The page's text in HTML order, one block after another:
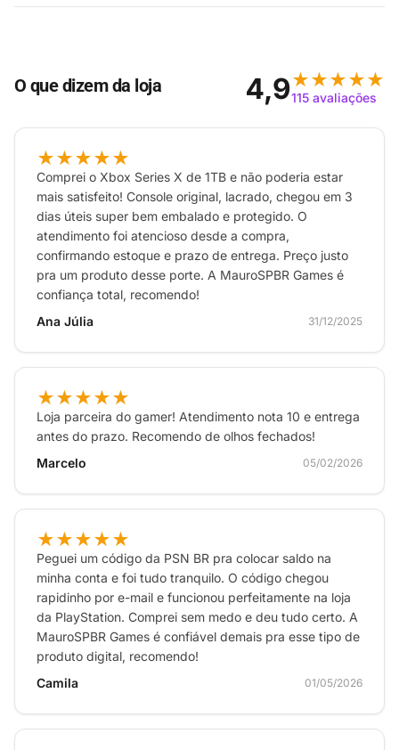
O que dizem da loja 4,9★★★★★
115 avaliações
★★★★★
Comprei o Xbox Series X de 1TB e não poderia estar
mais satisfeito! Console original, lacrado, chegou em 3
dias úteis super bem embalado e protegido. O
atendimento foi atencioso desde a compra,
confirmando estoque e prazo de entrega. Preço justo
pra um produto desse porte. A MauroSPBR Games é
confiança total, recomendo!
Ana Júlia
31/12/2025
★★★★★
Loja parceira do gamer! Atendimento nota 10 e entrega
antes do prazo. Recomendo de olhos fechados!
Marcelo
05/02/2026
★★★★★
Peguei um código da PSN BR pra colocar saldo na
minha conta e foi tudo tranquilo. O código chegou
rapidinho por e-mail e funcionou perfeitamente na loja
da PlayStation. Comprei sem medo e deu tudo certo. A
MauroSPBR Games é confiável demais pra esse tipo de
produto digital, recomendo!
Camila
01/05/2026